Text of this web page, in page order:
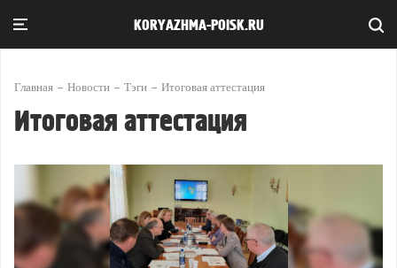
KORYAZHMA-POISK.RU
Главная Новости Тэги Итоговая аттестация
Итоговая аттестация